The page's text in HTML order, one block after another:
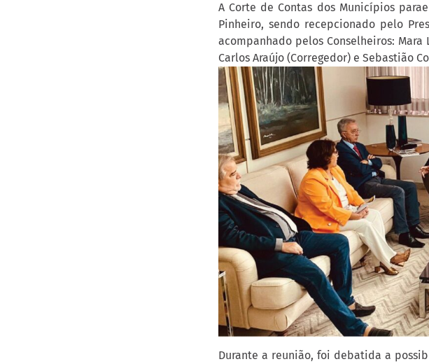
A Corte de Contas dos Municípios
Pinheiro, sendo recepcionado pelo
acompanhado pelos Conselheiros:
Carlos Araújo (Corregedor) e Sebastião
Durante a reunião, foi debatida a